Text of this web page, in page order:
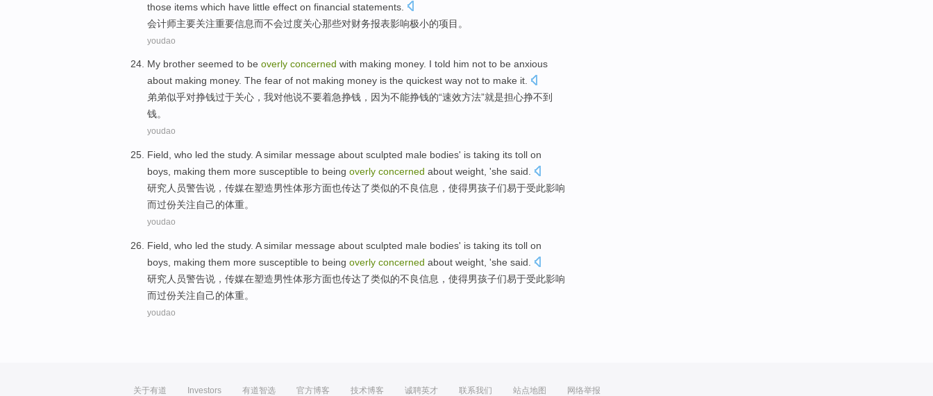
those items which have little effect on financial statements
会计师主要关注重要信息而不会过度关心那些对财务报表影响极小的项目 。
youdao
My brother seemed to be overly concerned with making money. I told him not to be anxious
about making money. The fear of not making money is the quickest way not to make it.
弟弟似乎对挣钱过于关心 ， 我对他说不要着急挣钱 ，因为不能挣钱的“速效方法”就是担心挣不到
钱。
youdao
Field who led the study. Asimilar message about sculpted male bodies' is taking its toll on
boys making them more susceptible to being overly concerned about weight , 'she said
研究人员警告说， 传媒在塑造男性体形方面也传达了类似的不良信息， 使得男孩子们易于受此影响
而过份关注自己的体重。
youdao
Field who led the study. Asimilar message about sculpted male bodies' is taking its toll on
boys making them more susceptible to being overly concerned about weight , 'she said
研究人员警告说， 传媒在塑造男性体形方面也传达了类似的不良信息， 使得男孩子们易于受此影响
而过份关注自己的体重。
youdao
关于有道 Investors 有道智选 官方博客 技术博客 诚聘英才 联系我们 站点地图 网络举报